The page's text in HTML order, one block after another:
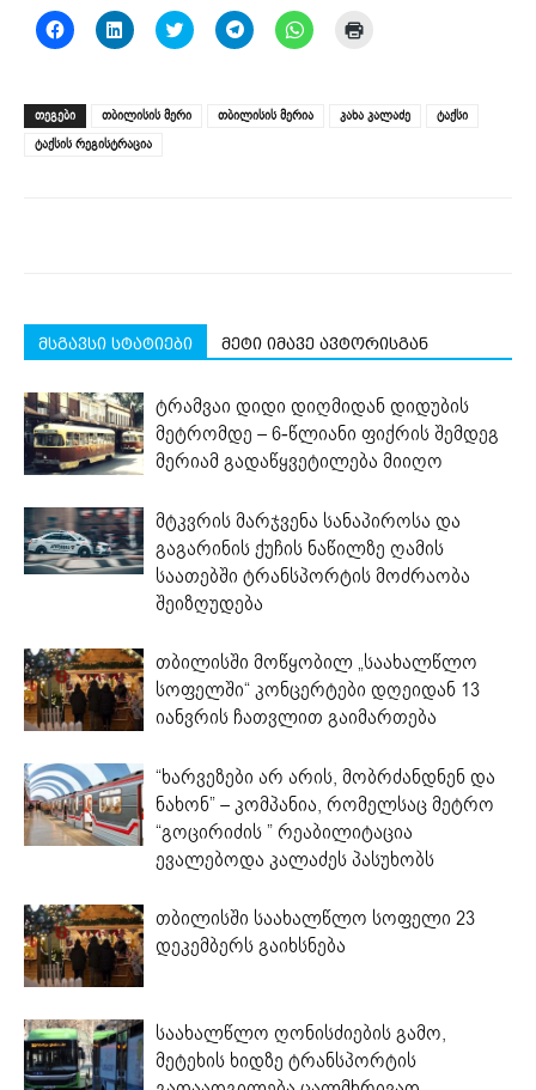
Click
to
(Opens
in
new
window)
Click
to
(Opens
in
new
window)
Click
to
(Opens
in
Click
to
(Opens
in
Click
to
(Opens
in window)
ᲗᲔᲒᲔᲑᲘ თბილისის მერი თბილისის მერია კახა კალაძე
ტაქსი
ტაქსის რეგისტრაცია
მსგავსი სტატიები მეტი იმავე ავტორისგან
ტრამვაი დიდი დიღმიდან დიდუბის
მეტრომდე – 6-წლიანი ფიქრის შემდეგ
მერიამ გადაწყვეტილება მიიღო
მტკვრის მარჯვენა სანაპიროსა და
გაგარინის ქუჩის ნაწილზე ღამის
საათებში ტრანსპორტის მოძრაობა
შეიზღუდება
თბილისში მოწყობილ „საახალწლო
სოფელში“ კონცერტები დღეიდან 13
იანვრის ჩათვლით გაიმართება
“ხარვეზები არ არის, მობრძანდნენ და
ნახონ” – კომპანია, რომელსაც მეტრო
“გოცირიძის ” რეაბილიტაცია
ევალებოდა კალაძეს პასუხობს
თბილისში საახალწლო სოფელი 23
დეკემბერს გაიხსნება
საახალწლო ღონისძიების გამო,
მეტეხის ხიდზე ტრანსპორტის